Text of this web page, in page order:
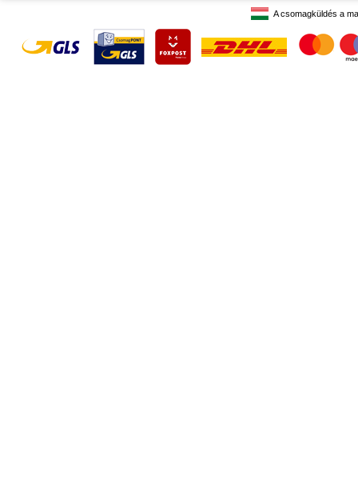
A csomagküldés a